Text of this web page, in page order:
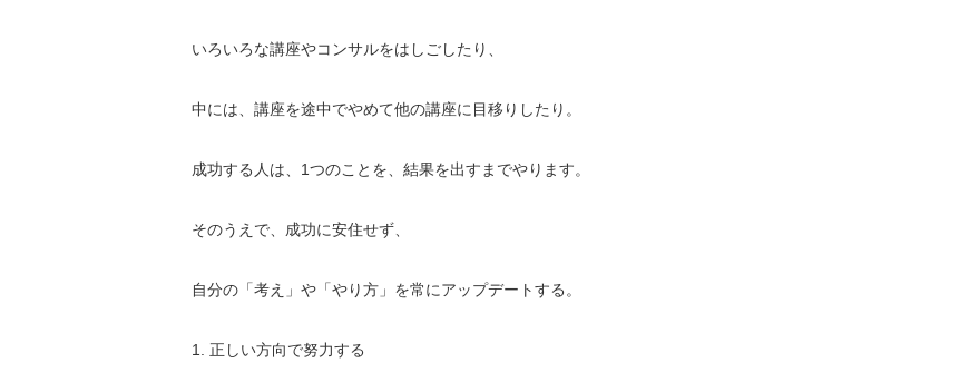
いろいろな講座やコンサルをはしごしたり、
中には、講座を途中でやめて他の講座に目移りしたり。
成功する人は、1つのことを、結果を出すまでやります。
そのうえで、成功に安住せず、
自分の「考え」や「やり方」を常にアップデートする。
1. 正しい方向で努力する